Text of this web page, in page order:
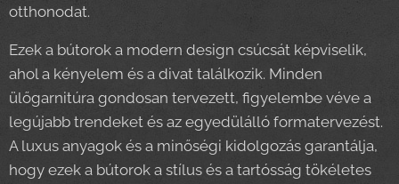
otthonodat.
Ezek a bútorok a modern design csúcsát képviselik,
ahol a kényelem és a divat találkozik. Minden
ülőgarnitúra gondosan tervezett, figyelembe véve a
legújabb trendeket és az egyedülálló formatervezést.
A luxus anyagok és a minőségi kidolgozás garantálja,
hogy ezek a bútorok a stílus és a tartósság tökéletes